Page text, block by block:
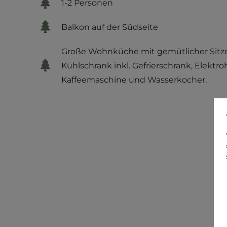
1-2 Personen
Balkon auf der Südseite
Große Wohnküche mit gemütlicher
Kühlschrank inkl. Gefrierschrank,
Kaffeemaschine und Wasserkocher.